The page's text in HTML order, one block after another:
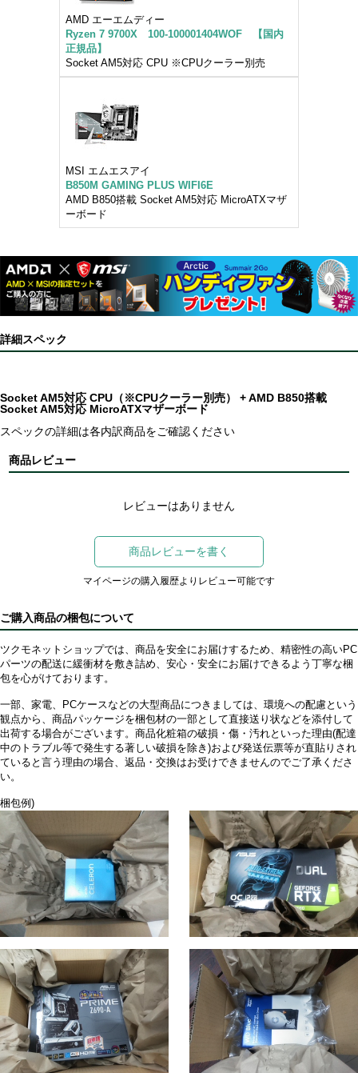
AMD エーエムディー
Ryzen 7 9700X 100-100001404WOF 【国内
正規品】
Socket AM5対応 CPU ※CPUクーラー別売
MSI エムエスアイ
B850M GAMING PLUS WIFI6E
AMD B850搭載 Socket AM5対応 MicroATXマザ
ーボード
詳細スペック
Socket AM5対応 CPU（※CPUクーラー別売） + AMD B850搭載
Socket AM5対応 MicroATXマザーボード
スペックの詳細は各内訳商品をご確認ください
商品レビュー
レビューはありません
商品レビューを書く
マイページの購入履歴よりレビュー可能です
ご購入商品の梱包について
ツクモネットショップでは、商品を安全にお届けするため、精密性の高いPC
パーツの配送に緩衝材を敷き詰め、安心・安全にお届けできるよう丁寧な梱
包を心がけております。
一部、家電、PCケースなどの大型商品につきましては、環境への配慮という
観点から、商品パッケージを梱包材の一部として直接送り状などを添付して
出荷する場合がございます。商品化粧箱の破損・傷・汚れといった理由(配達
中のトラブル等で発生する著しい破損を除き)および発送伝票等が直貼りされ
ていると言う理由の場合、返品・交換はお受けできませんのでご了承くださ
い。
梱包例)